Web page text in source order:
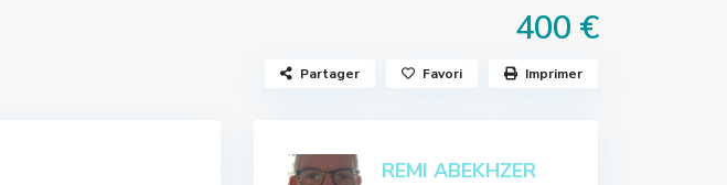
400 €
Partager Favori Imprimer
REMI ABEKHZER